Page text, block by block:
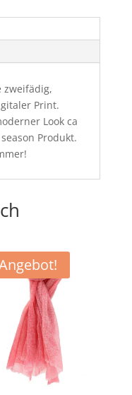
zweifädig,
Print.
Look ca
Produkt.